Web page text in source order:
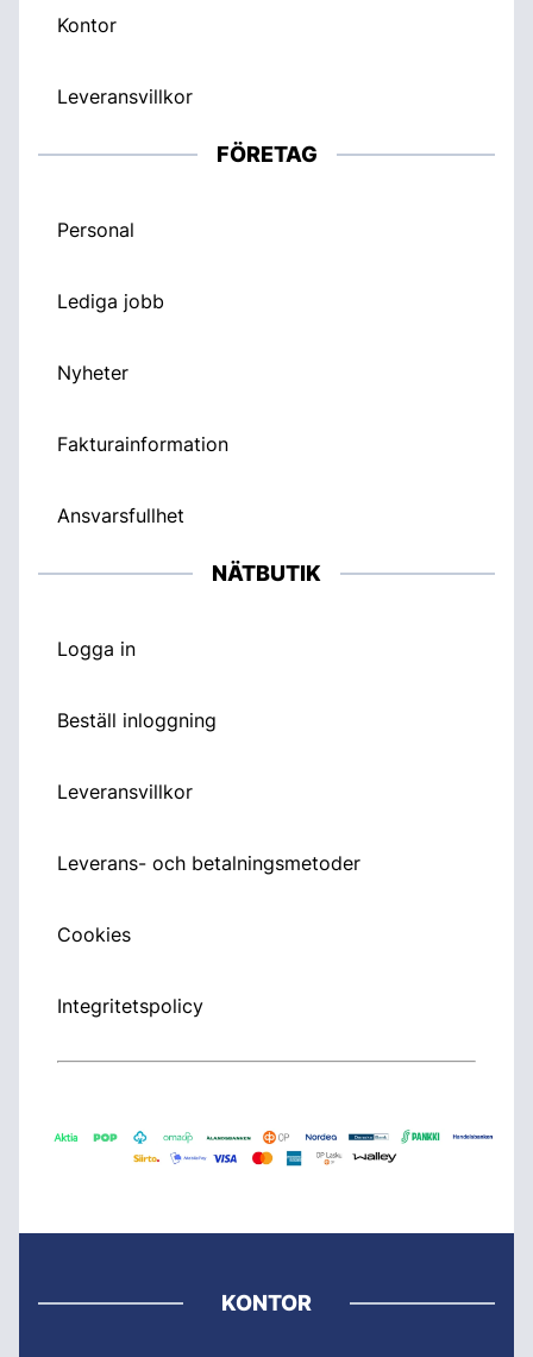
Kontor
Leveransvillkor
FÖRETAG
Personal
Lediga jobb
Nyheter
Fakturainformation
Ansvarsfullhet
NÄTBUTIK
Logga in
Beställ inloggning
Leveransvillkor
Leverans- och betalningsmetoder
Cookies
Integritetspolicy
KONTOR